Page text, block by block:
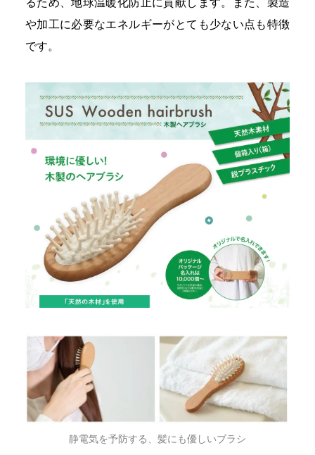
るため、地球温暖化防止に貢献します。また、製造
や加工に必要なエネルギーがとても少ない点も特徴
です。
静電気を予防する、髪にも優しいブラシ